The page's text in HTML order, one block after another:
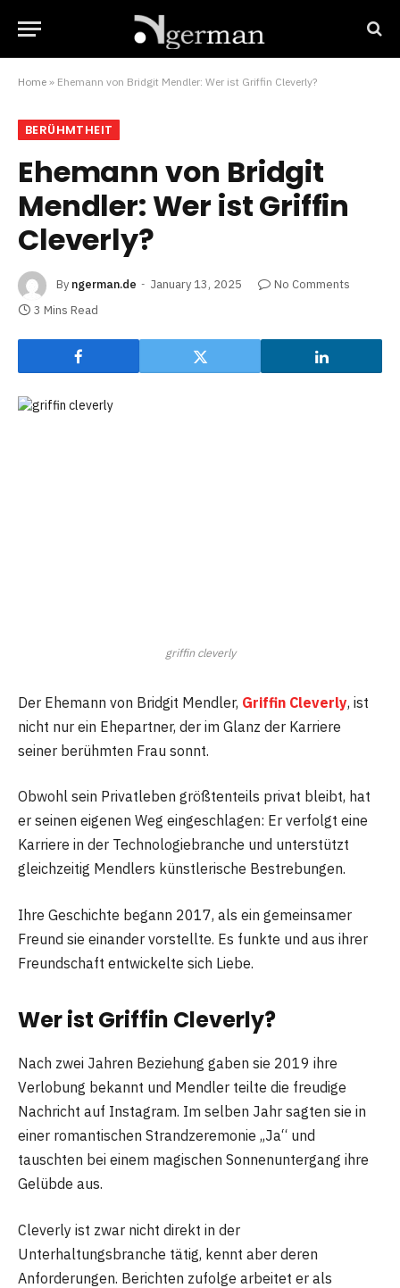
Home » Ehemann von Bridgit Mendler: Wer ist Griffin Cleverly?
BERÜHMTHEIT
Ehemann von Bridgit
Mendler: Wer ist Griffin
Cleverly?
By ngerman.de January 13, 2025
No Comments
3 Mins Read
griffin cleverly
Der Ehemann von Bridgit Mendler, Griffin Cleverly, ist
nicht nur ein Ehepartner, der im Glanz der Karriere
seiner berühmten Frau sonnt.
Obwohl sein Privatleben größtenteils privat bleibt, hat
er seinen eigenen Weg eingeschlagen: Er verfolgt eine
Karriere in der Technologiebranche und unterstützt
gleichzeitig Mendlers künstlerische Bestrebungen.
Ihre Geschichte begann 2017, als ein gemeinsamer
Freund sie einander vorstellte. Es funkte und aus ihrer
Freundschaft entwickelte sich Liebe.
Wer ist Griffin Cleverly?
Nach zwei Jahren Beziehung gaben sie 2019 ihre
Verlobung bekannt und Mendler teilte die freudige
Nachricht auf Instagram. Im selben Jahr sagten sie in
einer romantischen Strandzeremonie „Ja“ und
tauschten bei einem magischen Sonnenuntergang ihre
Gelübde aus.
Cleverly ist zwar nicht direkt in der
Unterhaltungsbranche tätig, kennt aber deren
Anforderungen. Berichten zufolge arbeitet er als